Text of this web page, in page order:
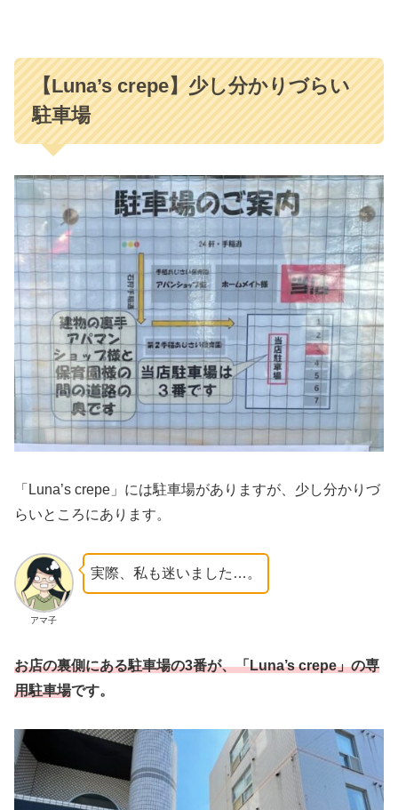
【Luna’s crepe】少し分かりづらい
駐車場
「Luna’s crepe」には駐車場がありますが、少し分かりづ
らいところにあります。
アマ子
実際、私も迷いました…。
お店の裏側にある駐車場の3番が、「Luna’s crepe」の専
用駐車場です。